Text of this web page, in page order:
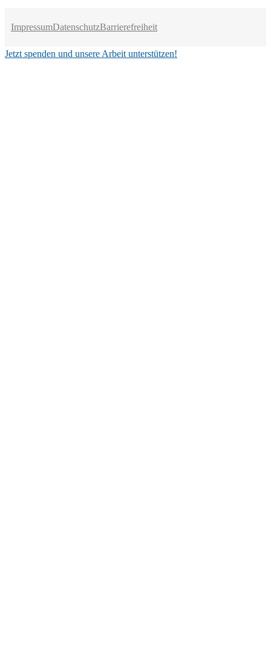
ImpressumDatenschutzBarrierefreiheit
Jetzt spenden und unsere Arbeit unterstützen!